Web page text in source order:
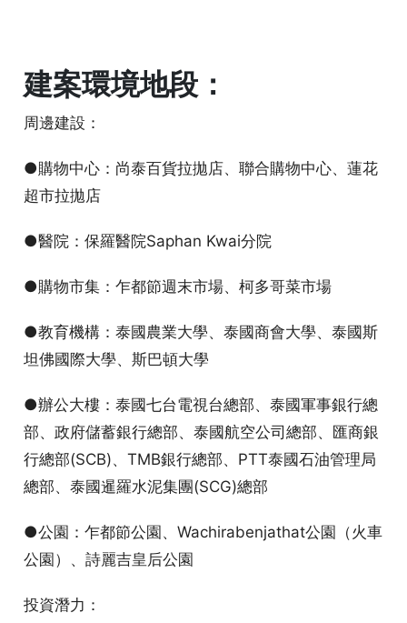
建案環境地段：
周邊建設：
●購物中心：尚泰百貨拉拋店、聯合購物中心、蓮花
超市拉拋店
●醫院：保羅醫院Saphan Kwai分院
●購物市集：乍都節週末市場、柯多哥菜市場
●教育機構：泰國農業大學、泰國商會大學、泰國斯
坦佛國際大學、斯巴頓大學
●辦公大樓：泰國七台電視台總部、泰國軍事銀行總
部、政府儲蓄銀行總部、泰國航空公司總部、匯商銀
行總部(SCB)、TMB銀行總部、PTT泰國石油管理局
總部、泰國暹羅水泥集團(SCG)總部
●公園：乍都節公園、Wachirabenjathat公園（火車
公園）、詩麗吉皇后公園
投資潛力：